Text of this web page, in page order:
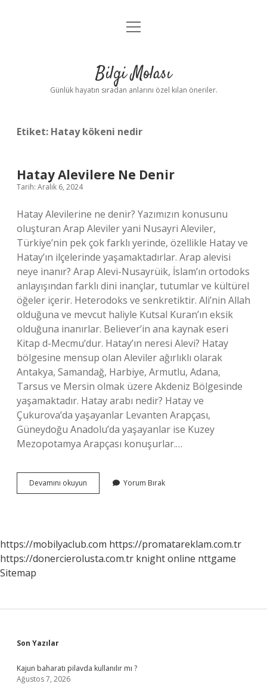
Anasayfa
Yasal Uyarı
menüyü
Bilgi Molası
Günlük hayatın sıradan anlarını özel kılan öneriler.
Etiket: Hatay kökeni nedir
Hatay Alevilere Ne Denir
Tarih: Aralık 6, 2024
Hatay Alevilerine ne denir? Yazımızın konusunu
oluşturan Arap Aleviler yani Nusayri Aleviler,
Türkiye’nin pek çok farklı yerinde, özellikle Hatay ve
Hatay’ın ilçelerinde yaşamaktadırlar. Arap alevisi
neye inanır? Arap Alevi-Nusayrüik, İslam’ın ortodoks
anlayışından farklı dini inançlar, tutumlar ve kültürel
öğeler içerir. Heterodoks ve senkretiktir. Ali’nin Allah
olduğuna ve mevcut haliyle Kutsal Kuran’ın eksik
olduğuna inanırlar. Believer’in ana kaynak eseri
Kitap d-Mecmu’dur. Hatay’ın neresi Alevi? Hatay
bölgesine mensup olan Aleviler ağırlıklı olarak
Antakya, Samandağ, Harbiye, Armutlu, Adana,
Tarsus ve Mersin olmak üzere Akdeniz Bölgesinde
yaşamaktadır. Hatay arabı nedir? Hatay ve
Çukurova’da yaşayanlar Levanten Arapçası,
Güneydoğu Anadolu’da yaşayanlar ise Kuzey
Mezopotamya Arapçası konuşurlar.…
Devamını okuyun
Alevilere
Yorum Bırak
https://mobilyaclub.com https://promatareklam.com.tr
https://donercierolusta.com.tr knight online nttgame
Sitemap
Sidebar
Son Yazılar
Kajun baharatı pilavda kullanılır mı ?
Ağustos 7, 2026